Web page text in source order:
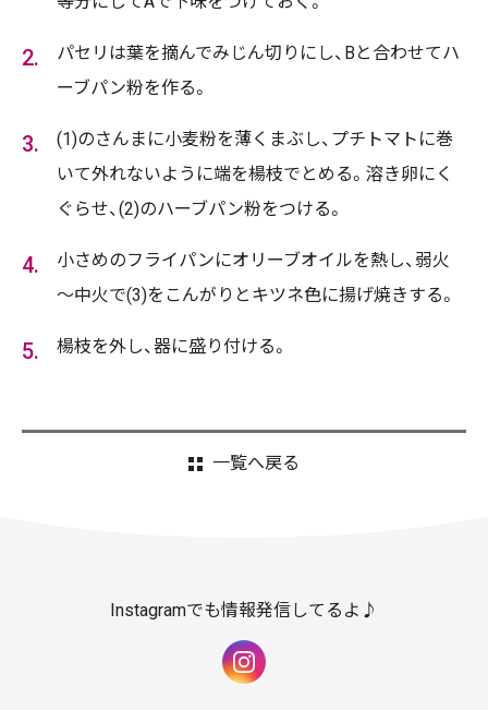
パセリは葉を摘んでみじん切りにし、Bと合わせてハ
ーブパン粉を作る。
(1)のさんまに小麦粉を薄くまぶし、プチトマトに巻
いて外れないように端を楊枝でとめる。溶き卵にく
ぐらせ、(2)のハーブパン粉をつける。
小さめのフライパンにオリーブオイルを熱し、弱火
～中火で(3)をこんがりとキツネ色に揚げ焼きする。
楊枝を外し、器に盛り付ける。
一覧へ戻る
Instagramでも情報発信してるよ♪